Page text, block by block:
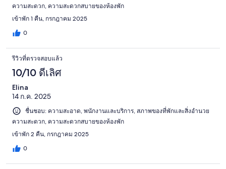
ความสะดวก, ความสะดวกสบายของห้องพัก
เข้าพัก 1 คืน, กรกฎาคม 2025
0
รีวิวที่ตรวจสอบแล้ว
10/10 ดีเลิศ
Elina
14 ก.ค. 2025
ชื่นชอบ: ความสะอาด, พนักงานและบริการ, สภาพของที่พักและสิ่งอำนวย
ความสะดวก, ความสะดวกสบายของห้องพัก
เข้าพัก 2 คืน, กรกฎาคม 2025
0